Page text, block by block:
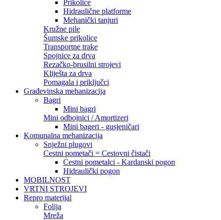
Prikolice
Hidraulične platforme
Mehanički tanjuri
Kružne pile
Šumske prikolice
Transportne trake
Spojnice za drva
Rezačko-brusilni strojevi
Kliješta za drva
Pomagala i priključci
Građevinska mehanizacija
Bagri
Mini bagri
Mini odbojnici / Amortizeri
Mini bageri - gusjeničari
Komunalna mehanizacija
Snježni plugovi
Cestni pometači = Cestovni čistači
Cestni pometalci - Kardanski pogon
Hidraulički pogon
MOBILNOST
VRTNI STROJEVI
Repro materijal
Folija
Mreža